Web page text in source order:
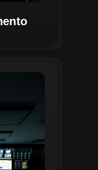
um videowall
não
de